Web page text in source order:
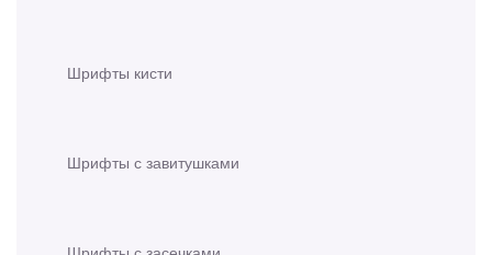
Шрифты кисти
Шрифты с завитушками